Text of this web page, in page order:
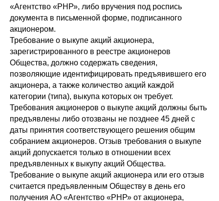
«Агентство «РНР», либо вручения под роспись
документа в письменной форме, подписанного
акционером.
Требование о выкупе акций акционера,
зарегистрированного в реестре акционеров
Общества, должно содержать сведения,
позволяющие идентифицировать предъявившего его
акционера, а также количество акций каждой
категории (типа), выкупа которых он требует.
Требования акционеров о выкупе акций должны быть
предъявлены либо отозваны не позднее 45 дней с
даты принятия соответствующего решения общим
собранием акционеров. Отзыв требования о выкупе
акций допускается только в отношении всех
предъявленных к выкупу акций Общества.
Требование о выкупе акций акционера или его отзыв
считается предъявленным Обществу в день его
получения АО «Агентство «РНР» от акционера,